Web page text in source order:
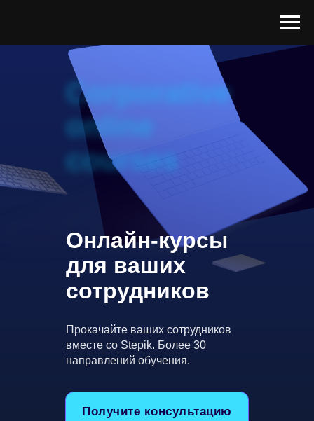
Corporative
online
courses
Онлайн-курсы
для ваших
сотрудников
Прокачайте ваших сотрудников
вместе со Stepik. Более 30
направлений обучения.
Получите консультацию